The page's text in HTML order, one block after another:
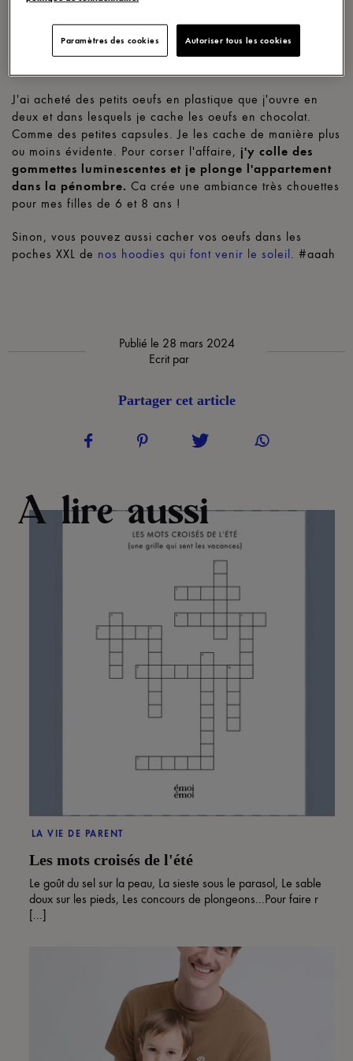
pièces clés de la maison
. A chaque fois que mon fils
trouve le trésor caché d'une pièce, il a accès à une autre
J'ai acheté des petits oeufs en plastique que j'ouvre en
deux et dans lesquels je cache les oeufs en chocolat.
Comme des petites capsules. Je les cache de manière plus
ou moins évidente. Pour corser l'affaire, j'y colle des
gommettes luminescentes et je plonge l'appartement
dans la pénombre. Ca crée une ambiance très chouettes
pour mes filles de 6 et 8 ans !
Sinon, vous pouvez aussi cacher vos oeufs dans les
poches XXL de nos hoodies qui font venir le soleil. #aaah
Publié le 28 mars 2024
Ecrit par
Partager cet article
A lire aussi
LA VIE DE PARENT
Les mots croisés de l'été
Le goût du sel sur la peau, La sieste sous le parasol, Le sable
doux sur les pieds, Les concours de plongeons...Pour faire r
[...]
Autoriser tous les cookies
Paramètres des cookies